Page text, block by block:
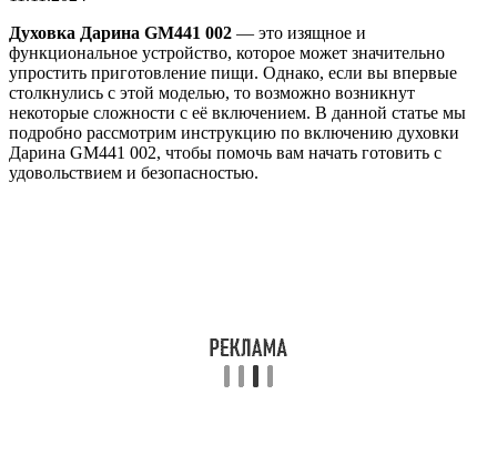
Духовка Дарина GM441 002 — это изящное и
функциональное устройство, которое может значительно
упростить приготовление пищи. Однако, если вы впервые
столкнулись с этой моделью, то возможно возникнут
некоторые сложности с её включением. В данной статье мы
подробно рассмотрим инструкцию по включению духовки
Дарина GM441 002, чтобы помочь вам начать готовить с
удовольствием и безопасностью.